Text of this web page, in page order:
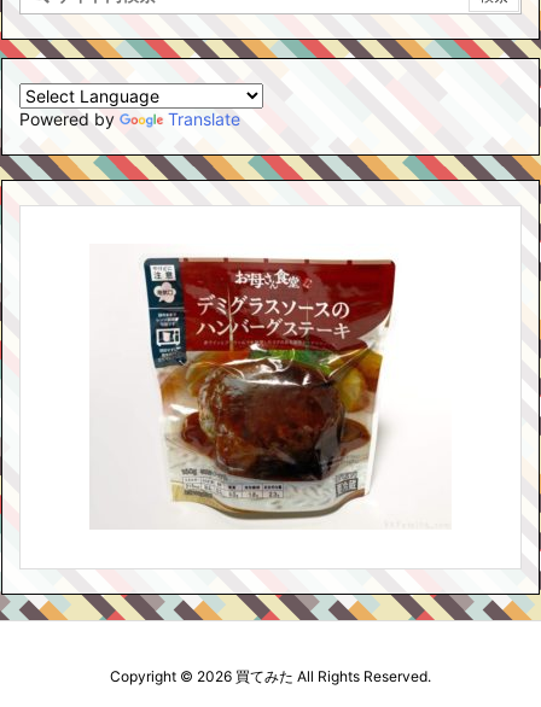
Powered by Translate
Copyright © 2026 買てみた All Rights Reserved.